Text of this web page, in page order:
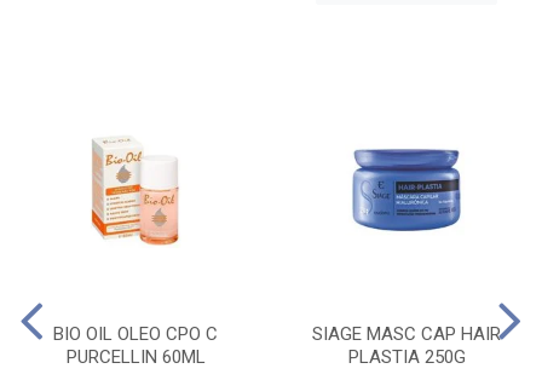
BIO OIL OLEO CPO C
PURCELLIN 60ML
SIAGE MASC CAP HAIR
PLASTIA 250G